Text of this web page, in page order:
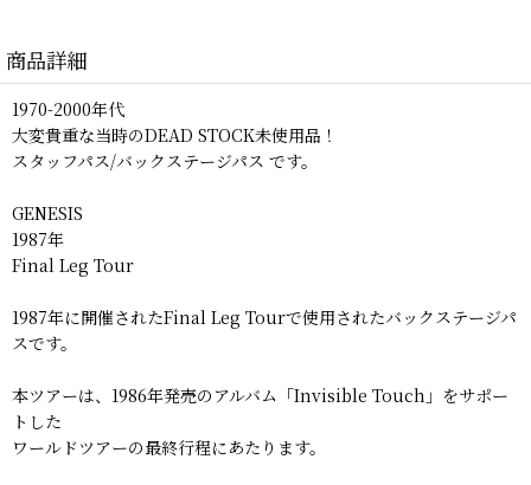
商品詳細
1970-2000年代
大変貴重な当時のDEAD STOCK未使用品！
スタッフパス/バックステージパス です。
GENESIS
1987年
Final Leg Tour
1987年に開催されたFinal Leg Tourで使用されたバックステージパ
スです。
本ツアーは、1986年発売のアルバム「Invisible Touch」をサポー
トした
ワールドツアーの最終行程にあたります。